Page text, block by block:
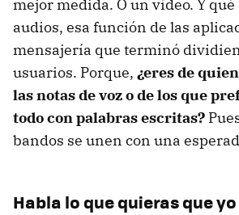
mejor medida. O un vídeo. Y
audios, esa función de las
mensajería que terminó
usuarios. Porque, ¿eres de
las notas de voz o de los que
todo con palabras escritas?
bandos se unen con una
Habla lo que quieras que